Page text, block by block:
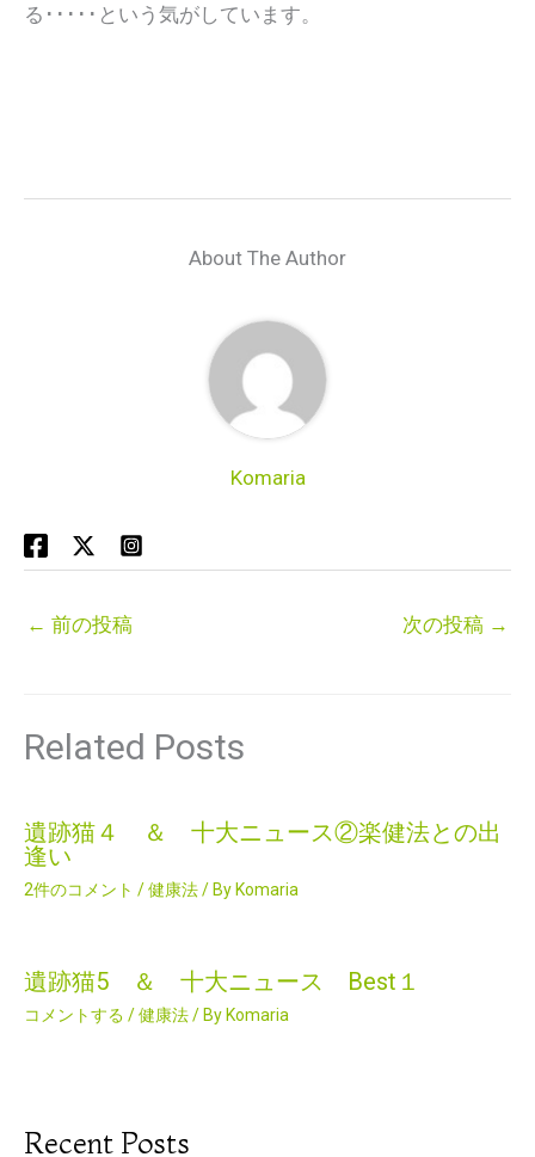
る･････という気がしています。
About The Author
Komaria
← 前の投稿 次の投稿 →
Related Posts
遺跡猫４ ＆ 十大ニュース②楽健法との出
逢い
2件のコメント /健康法/ By Komaria
遺跡猫5 ＆ 十大ニュース Best１
コメントする /健康法/ By Komaria
Recent Posts